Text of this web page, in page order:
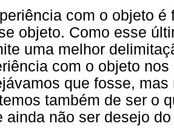
com o objeto
objeto. Como esse
uma melhor
com o objeto
que fosse,
também de ser o
ainda não ser desejo